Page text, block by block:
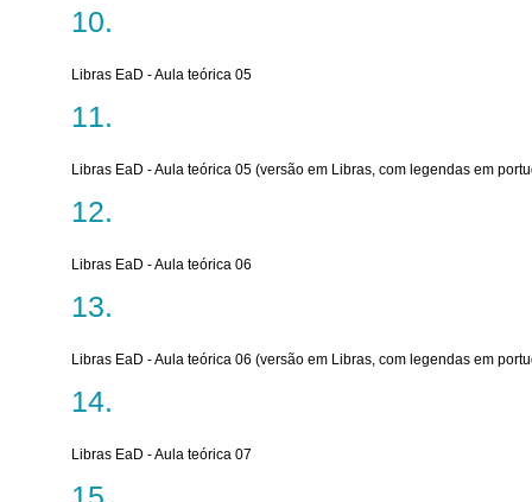
Libras EaD - Aula teórica 05
Libras EaD - Aula teórica 05 (versão em Libras, com legendas em
Libras EaD - Aula teórica 06
Libras EaD - Aula teórica 06 (versão em Libras, com legendas em
Libras EaD - Aula teórica 07